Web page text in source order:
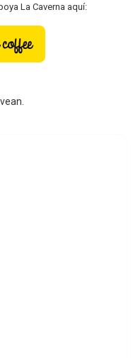
La Caverna aquí: